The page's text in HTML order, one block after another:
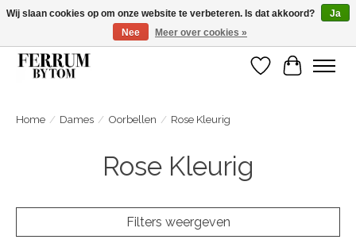
Wij zijn gelsoten van 14 tm 18 februari
Verlanglijst
Home / Dames / Oorbellen / Rose Kleurig
Rose Kleurig
Filters weergeven
Wij slaan cookies op om onze website te verbeteren. Is dat akkoord?
Ja
Nee
Meer over cookies »